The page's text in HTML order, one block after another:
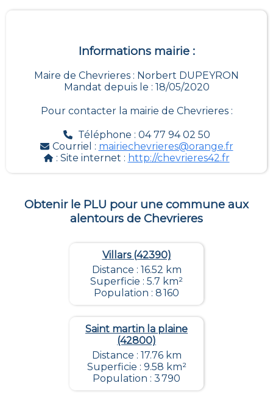
Informations mairie :
Maire de Chevrieres : Norbert DUPEYRON
Mandat depuis le : 18/05/2020
Pour contacter la mairie de Chevrieres:
Téléphone : 04 77 94 02 50
Courriel : mairiechevrieres@orange.fr
: Site internet : http://chevrieres42.fr
Obtenir le PLU pour une commune aux
alentours de Chevrieres
Villars (42390)
Distance : 16.52 km
Superficie : 5.7 km²
Population : 8 160
Saint martin la plaine
(42800)
Distance : 17.76 km
Superficie : 9.58 km²
Population : 3 790